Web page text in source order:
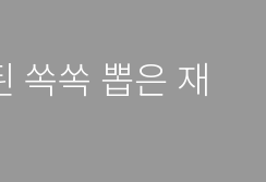
쏙쏙 뽑은 재